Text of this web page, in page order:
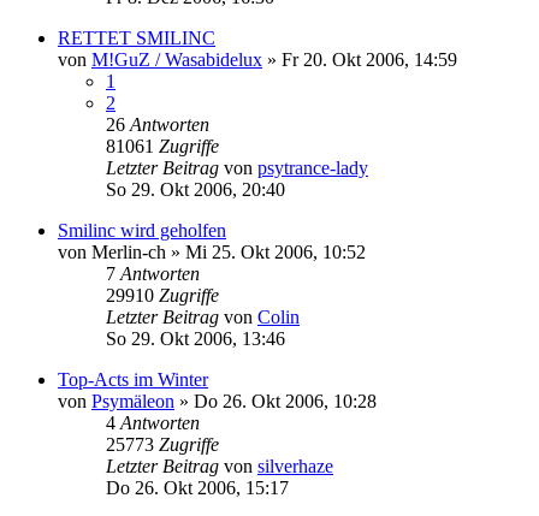
RETTET SMILINC
von M!GuZ / Wasabidelux » Fr 20. Okt 2006, 14:59
1
2
26 Antworten
81061 Zugriffe
Letzter Beitrag von psytrance-lady
So 29. Okt 2006, 20:40
Smilinc wird geholfen
von Merlin-ch » Mi 25. Okt 2006, 10:52
7 Antworten
29910 Zugriffe
Letzter Beitrag von Colin
So 29. Okt 2006, 13:46
Top-Acts im Winter
von Psymäleon » Do 26. Okt 2006, 10:28
4 Antworten
25773 Zugriffe
Letzter Beitrag von silverhaze
Do 26. Okt 2006, 15:17